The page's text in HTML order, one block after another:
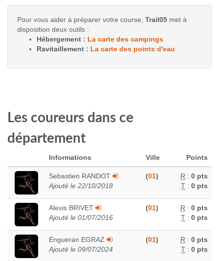
Pour vous aider à préparer votre course, Trail05 met à
disposition deux outils :
Hébergement : La carte des campings
Ravitaillement : La carte des points d'eau
Les coureurs dans ce
département
Informations Ville Points
Sebastien RANDOT
Ajouté le 22/10/2018
(01) R : 0 pts
T : 0 pts
Alexis BRIVET
Ajouté le 01/07/2016
(01) R : 0 pts
T : 0 pts
Engueran EGRAZ
Ajouté le 09/07/2024
(01) R : 0 pts
T : 0 pts